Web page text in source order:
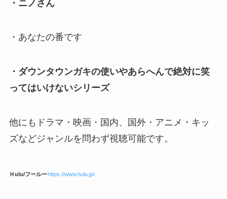
・ニノさん
・あなたの番です
・ダウンタウンガキの使いやあらへんで絶対に笑
ってはいけないシリーズ
他にもドラマ・映画・国内、国外・アニメ・キッ
ズなどジャンルを問わず視聴可能です。
Ｈulu/フールーhttps://www.hulu.jp/